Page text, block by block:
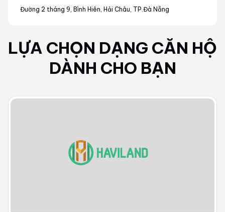
Đường 2 tháng 9, Bình Hiên, Hải Châu, TP.Đà Nẵng
LỰA CHỌN DẠNG CĂN HỘ
DÀNH CHO BẠN